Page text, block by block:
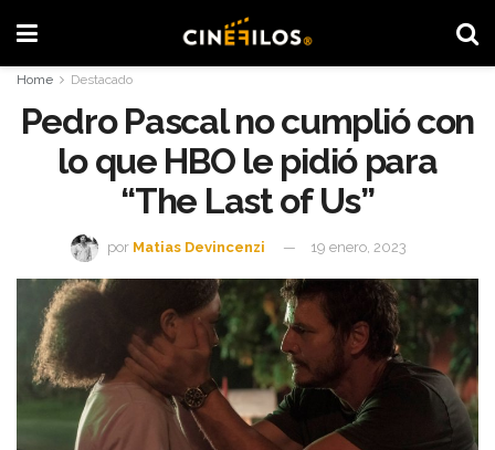
Home Destacado
Pedro Pascal no cumplió con
lo que HBO le pidió para
“The Last of Us”
por Matias Devincenzi 19 enero, 2023